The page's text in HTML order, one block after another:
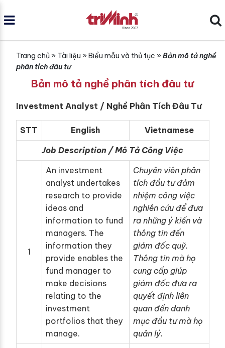
Trang chủ» Tài liệu » Biểu mẫu và thủ tục » Bản mô tả nghề
phân tích đâu tư
Bản mô tả nghề phân tích đâu tư
Investment Analyst / Nghề Phân Tích Đâu Tư
STT English
Vietnamese
Job Description / Mô Tả Công Việc
1
An investment
analyst undertakes
research to provide
ideas and
information to fund
managers. The
information they
provide enables the
fund manager to
make decisions
relating to the
investment
portfolios that they
manage.
Chuyên viên phân
tích đầu tư đảm
nhiệm công việc
nghiên cứu để đưa
ra những ý kiến và
thông tin đến
giám đốc quỹ.
Thông tin mà họ
cung cấp giúp
giám đốc đưa ra
quyết định liên
quan đến danh
mục đầu tư mà họ
quản lý.